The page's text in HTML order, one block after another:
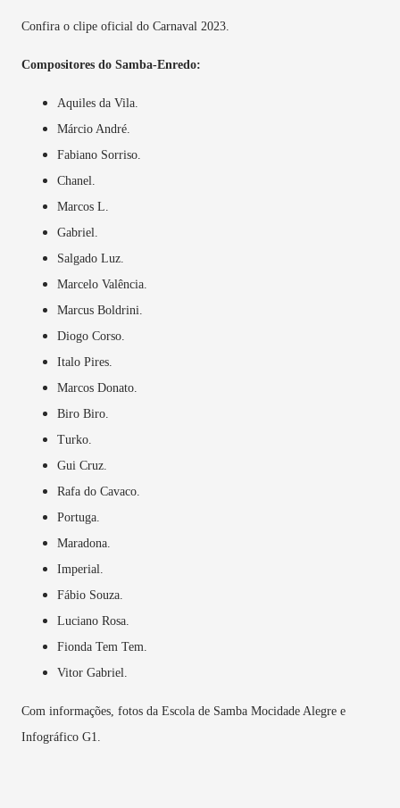
Confira o clipe oficial do Carnaval 2023.
Compositores do Samba-Enredo:
Aquiles da Vila.
Márcio André.
Fabiano Sorriso.
Chanel.
Marcos L.
Gabriel.
Salgado Luz.
Marcelo Valência.
Marcus Boldrini.
Diogo Corso.
Italo Pires.
Marcos Donato.
Biro Biro.
Turko.
Gui Cruz.
Rafa do Cavaco.
Portuga.
Maradona.
Imperial.
Fábio Souza.
Luciano Rosa.
Fionda Tem Tem.
Vitor Gabriel.
Com informações, fotos da Escola de Samba Mocidade Alegre e
Infográfico G1.